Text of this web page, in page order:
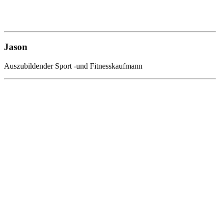
Jason
Auszubildender Sport -und Fitnesskaufmann